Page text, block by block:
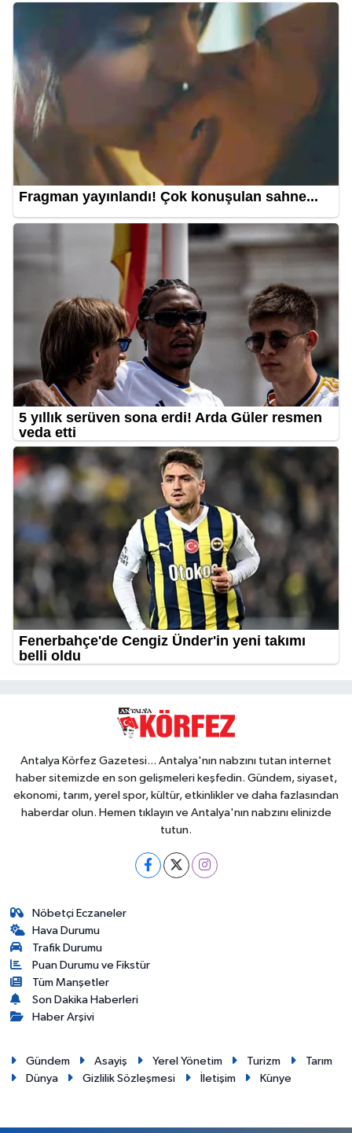
Antalya Körfez Gazetesi... Antalya'nın nabzını tutan internet
haber sitemizde en son gelişmeleri keşfedin. Gündem, siyaset,
ekonomi, tarım, yerel spor, kültür, etkinlikler ve daha fazlasından
haberdar olun. Hemen tıklayın ve Antalya'nın nabzını elinizde
tutun.
Nöbetçi Eczaneler
Hava Durumu
Trafik Durumu
Puan Durumu ve Fikstür
Tüm Manşetler
Son Dakika Haberleri
Haber Arşivi
Gündem Asayiş Yerel Yönetim Turizm
Tarım
Dünya
Gizlilik Sözleşmesi İletişim Künye